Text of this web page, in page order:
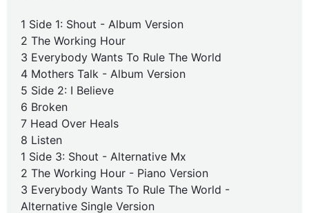
1 Side 1: Shout - Album Version
2 The Working Hour
3 Everybody Wants To Rule The World
4 Mothers Talk - Album Version
5 Side 2: I Believe
6 Broken
7 Head Over Heals
8 Listen
1 Side 3: Shout - Alternative Mx
2 The Working Hour - Piano Version
3 Everybody Wants To Rule The World -
Alternative Single Version